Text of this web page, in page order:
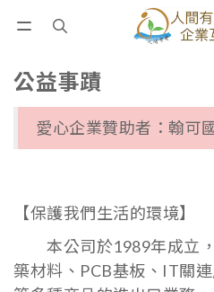
公益事蹟
愛心企業贊助者：翰可
【保護我們生活的環境】
本公司於1989年成立，
築材料、PCB基板、IT關